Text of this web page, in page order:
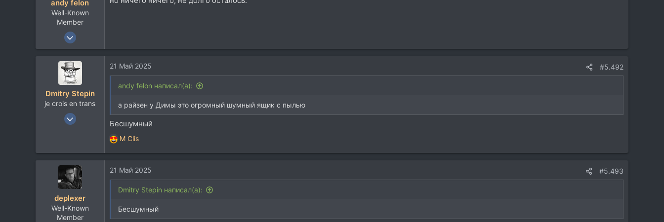
andy felon
Well-Known
Member
19 Окт 2006
Dmitry Stepin
je crois en trans
12 Янв 2004
113
Москва
21 Май 2025 #5.492
andy felon написал(а):
а райзен у Димы это огромный шумный ящик с пылью
Бесшумный
Р
е
к
ц
M Clis
deplexer
Well-Known
Member
21 Май 2025 #5.493
Dmitry Stepin написал(а):
Бесшумный